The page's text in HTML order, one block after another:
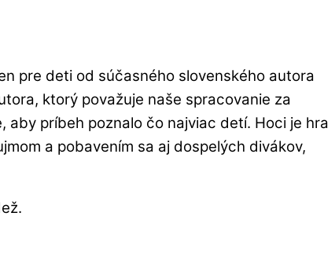
pre deti od súčasného slovenského autora
ktorý považuje naše spracovanie za
aby príbeh poznalo čo najviac detí. Hoci je hra
a pobavením sa aj dospelých divákov,